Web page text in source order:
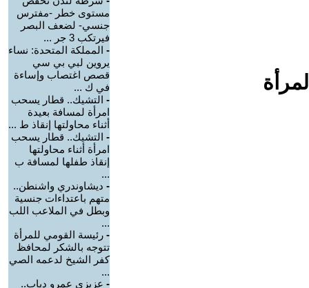
مستوى خطر -مفترس
جنسي- لضعف البصر
فيرتكب 3 جر ...
- المملكة المتحدة: نساء
يروين لبي بي سي
قصص اغتصاب وإساءة
في ك ...
- التشيك.. قطار يسحب
امرأة لمسافة بعيدة
أثناء محاولتها إنقاذ ط ...
- التشيك.. قطار يسحب
امرأة أثناء محاولتها
إنقاذ طفلها لمسافة ب
...
- ديشاوندري واشنطن..
متهم باعتداءات جنسية
وبطل في الملاعب اللب
...
- رئيسة القومي للمرأة
تتوجه بالشكر لمحافظ
كفر الشيخ لدعمه الصي
...
- عزيزي عمرو دياب..